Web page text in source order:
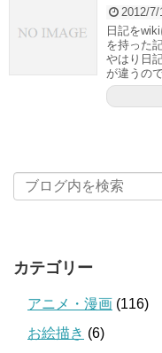
2012/7/1
日記を
を持った
やはり日
が違うの
カテゴリー
アニメ・漫画 (116)
お絵描き (6)